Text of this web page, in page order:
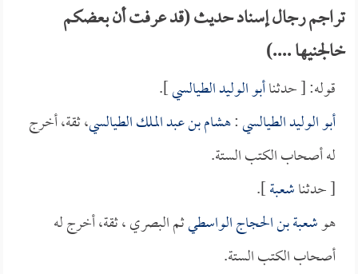
تراجم رجال إسناد حديث (قد عرفت أن بعضكم
خالجنيها ....)
قوله: [ حدثناأبو الوليد الطيالسي].
أبو الوليد الطيالسي:هشام بن عبد الملك الطيالسي، ثقة، أخرج
له أصحاب الكتب الستة.
[ حدثناشعبة].
هوشعبة بن الحجاج الواسطيثم البصري ، ثقة، أخرج له
أصحاب الكتب الستة.